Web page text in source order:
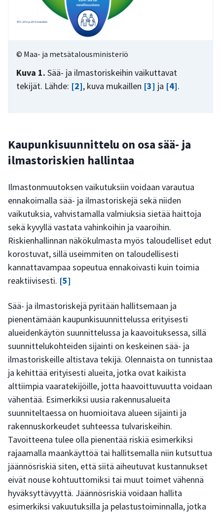
Kuva 1. Sää- ja ilmastoriskeihin vaikuttavat
tekijät. Lähde: [2], kuva mukaillen [3] ja [4].
© Maa- ja metsätalousministeriö
Kaupunkisuunnittelu on osa sää- ja
ilmastoriskien hallintaa
Ilmastonmuutoksen vaikutuksiin voidaan varautua
ennakoimalla sää- ja ilmastoriskejä sekä niiden
vaikutuksia, vahvistamalla valmiuksia sietää haittoja
sekä kyvyllä vastata vahinkoihin ja vaaroihin.
Riskienhallinnan näkökulmasta myös taloudelliset edut
korostuvat, sillä useimmiten on taloudellisesti
kannattavampaa sopeutua ennakoivasti kuin toimia
reaktiivisesti. [5]
Sää- ja ilmastoriskejä pyritään hallitsemaan ja
pienentämään kaupunkisuunnittelussa erityisesti
alueidenkäytön suunnittelussa ja kaavoituksessa, sillä
suunnittelukohteiden sijainti on keskeinen sää- ja
ilmastoriskeille altistava tekijä. Olennaista on tunnistaa
ja kehittää erityisesti alueita, jotka ovat kaikista
alttiimpia vaaratekijöille, jotta haavoittuvuutta voidaan
vähentää. Esimerkiksi uusia rakennusalueita
suunniteltaessa on huomioitava alueen sijainti ja
rakennuskorkeudet suhteessa tulvariskeihin.
Tavoitteena tulee olla pienentää riskiä esimerkiksi
rajaamalla maankäyttöä tai hallitsemalla niin kutsuttua
jäännösriskiä siten, että siitä aiheutuvat kustannukset
eivät nouse kohtuuttomiksi tai muut toimet vähennä
hyväksyttävyyttä. Jäännösriskiä voidaan hallita
esimerkiksi vakuutuksilla ja pelastustoiminnalla, jotka